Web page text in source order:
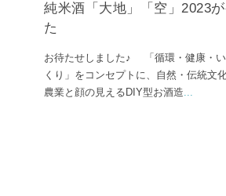
純米酒「大地」「空」2023
た
お待たせしました♪ 「循環・健康・
くり」をコンセプトに、自然・伝統文
農業と顔の見えるDIY型お酒造...